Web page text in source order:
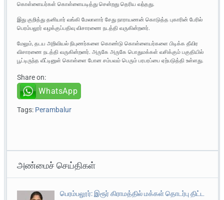
கொள்ளையர்கள் கொள்ளையடித்து சென்றது தெரிய வந்தது.
இது குறித்து தனியார் வங்கி மேலாளார் சேது நாராயணன் கொடுத்த புகாரின் பேரில்
பெரம்பலூர் வழக்குப்பதிவு விசாரணை நடத்தி வருகின்றனர்.
மேலும், தடய அறிவியல் நிபுணர்களை கொண்டு கொள்ளையர்களை பிடிக்க தீவிர
விசாரணை நடத்தி வருகின்றனர். அருகே அருகே பொதுமக்கள் வசிக்கும் பகுதியில்
பூட்டிருந்த வீட்டினுள் கொள்ளை போன சம்பவம் பெரும் பரபரப்பை ஏற்படுத்தி உள்ளது.
Share on:
WhatsApp
Tags: Perambalur
அண்மைச் செய்திகள்
பெரம்பலூர்: இரூர் கிராமத்தில் மக்கள் தொடர்பு திட்ட